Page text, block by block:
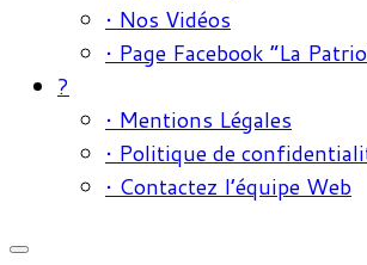
• Nos Vidéos
• Page Facebook “La
?
• Mentions Légales
• Politique de
• Contactez l’équipe Web